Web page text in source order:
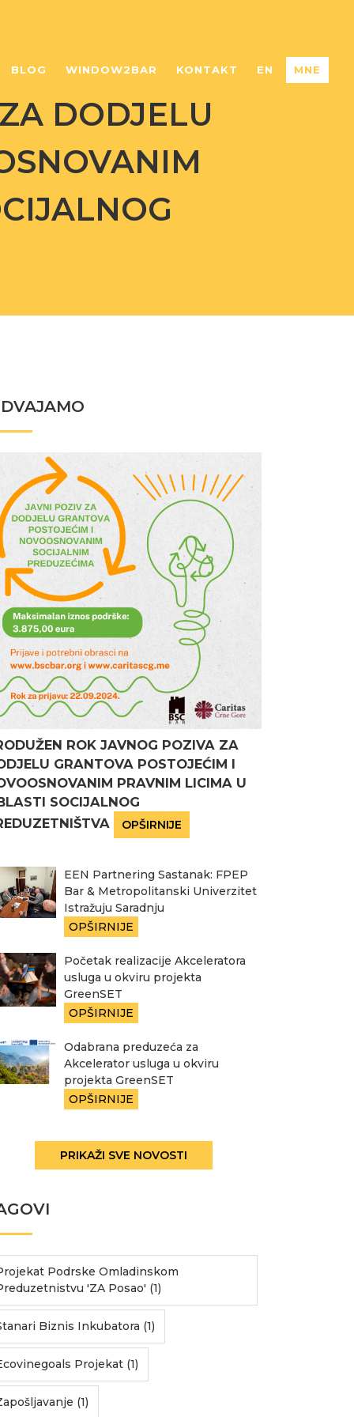
BLOG WINDOW2BAR KONTAKT EN MNE
DODJELU
ROK JAVNOG POZIVA ZA
GRANTOVA POSTOJEĆIM I
PRAVNIM LICIMA U
SOCIJALNOG
OPŠIRNIJE
EEN Partnering Sastanak: FPEP
Bar & Metropolitanski Univerzitet
Istražuju Saradnju
OPŠIRNIJE
Početak realizacije Akceleratora
usluga u okviru projekta
GreenSET
OPŠIRNIJE
Odabrana preduzeća za
Akcelerator usluga u okviru
projekta GreenSET
OPŠIRNIJE
PRIKAŽI SVE NOVOSTI
Podrske Omladinskom
'ZA Posao' (1)
Biznis Inkubatora (1)
Projekat (1)
(1)